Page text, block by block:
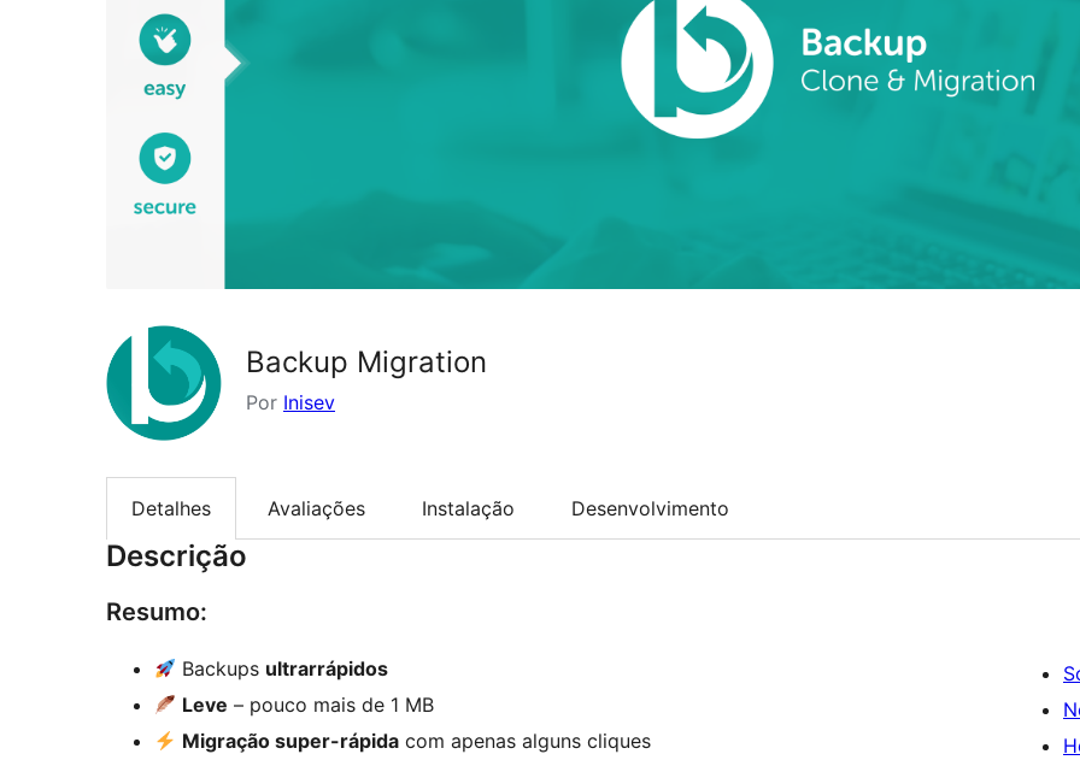
Backup Migration
Por Inisev
Detalhes Avaliações Instalação Desenvolvimento
Descrição
Resumo:
Backups ultrarrápidos
Leve – pouco mais de 1 MB
Migração super-rápida com apenas alguns cliques